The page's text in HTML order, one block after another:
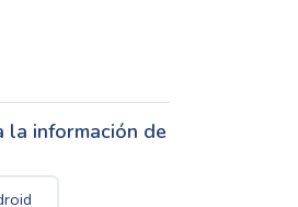
la información de